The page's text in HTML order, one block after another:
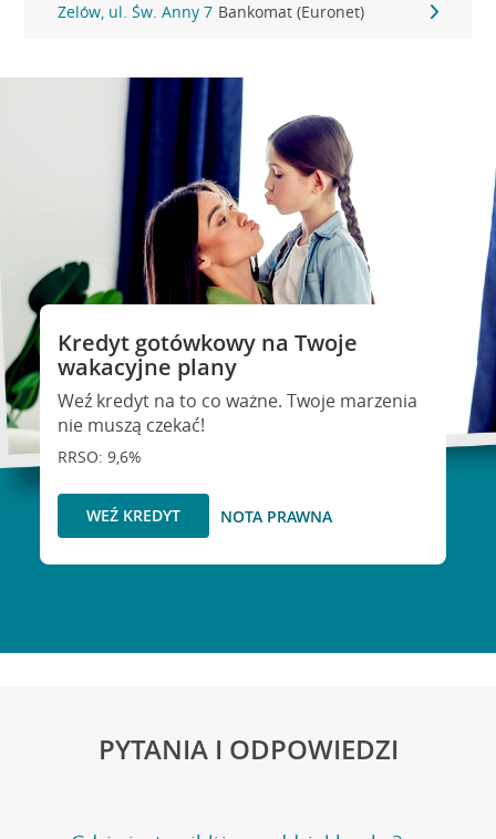
Zelów, ul. Św. Anny 7 Bankomat (Euronet)
Kredyt gotówkowy na Twoje
wakacyjne plany
Weź kredyt na to co ważne. Twoje marzenia
nie muszą czekać!
RRSO: 9,6%
WEŹ KREDYT NOTA PRAWNA
PYTANIA I ODPOWIEDZI